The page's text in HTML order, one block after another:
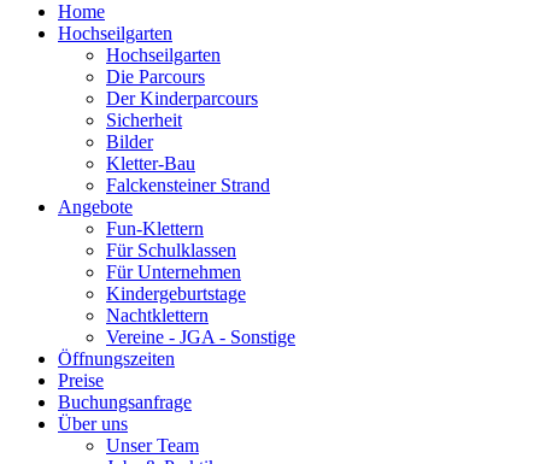
Home
Hochseilgarten
Hochseilgarten
Die Parcours
Der Kinderparcours
Sicherheit
Bilder
Kletter-Bau
Falckensteiner Strand
Angebote
Fun-Klettern
Für Schulklassen
Für Unternehmen
Kindergeburtstage
Nachtklettern
Vereine - JGA - Sonstige
Öffnungszeiten
Preise
Buchungsanfrage
Über uns
Unser Team